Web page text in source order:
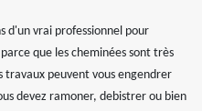
d'un vrai professionnel pour
que les cheminées sont très
peuvent vous engendrer
devez ramoner, debistrer ou bien